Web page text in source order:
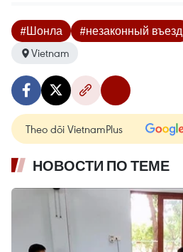
#Шонла #незаконный въезд
Vietnam
Theo dõi VietnamPlus
НОВОСТИ ПО ТЕМЕ